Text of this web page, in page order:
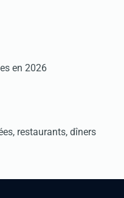
en 2026
restaurants, dîners